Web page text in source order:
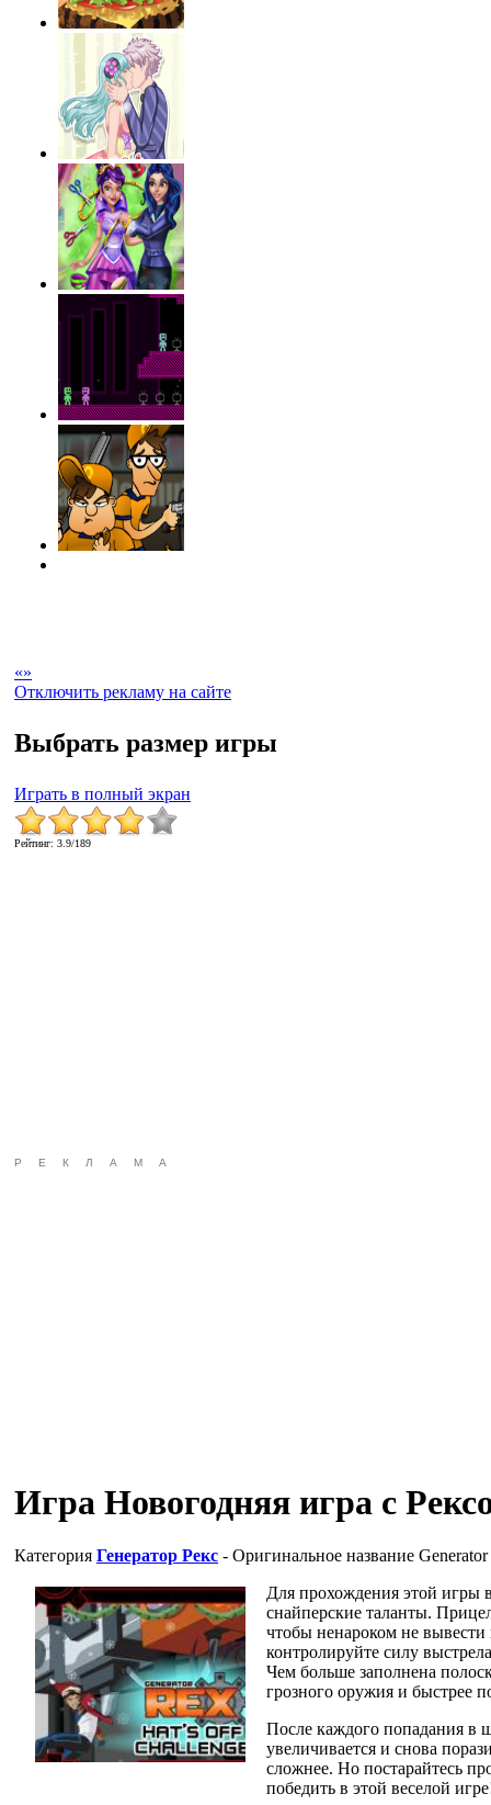
«»
Отключить рекламу на сайте
Выбрать размер игры
Играть в полный экран
Рейтинг: 3.9/189
РЕКЛАМА
Игра Новогодняя игра с
Категория Генератор Рекс - Оригинальное название
Для прохождения этой игры
снайперские таланты.
чтобы ненароком не вывести
контролируйте силу
Чем больше заполнена
грозного оружия и быстрее
После каждого попадания в
увеличивается и снова
сложнее. Но постарайтесь
победить в этой веселой